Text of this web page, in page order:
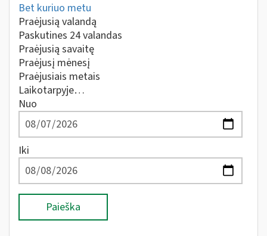
Bet kuriuo metu
Praėjusią valandą
Paskutines 24 valandas
Praėjusią savaitę
Praėjusį mėnesį
Praėjusiais metais
Laikotarpyje…
Nuo
Iki
Paieška